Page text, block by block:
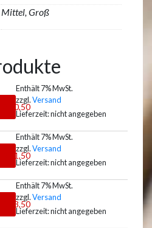
Mittel, Groß
10,50
Enthält 7% MwSt.
zzgl.Versand
Lieferzeit: nicht angegeben
11,50
Enthält 7% MwSt.
zzgl.Versand
Lieferzeit: nicht angegeben
13,50
Enthält 7% MwSt.
zzgl.Versand
Lieferzeit: nicht angegeben